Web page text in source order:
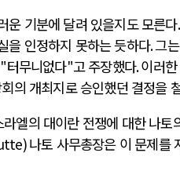
운 기분에 달려 있을지도 모른다
을 인정하지 못하는 듯하다.그
"터무니없다"고 주장했다.이러
의 개최지로 승인했던 결정을
라엘의 대이란 전쟁에 대한 나토
나토 사무총장은 이 문제를